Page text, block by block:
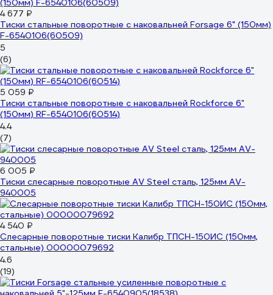
4 677 ₽
Тиски стальные поворотные с наковальней Forsage 6" (150мм)
F-6540106(60509)
5
(6)
5 059 ₽
Тиски стальные поворотные с наковальней Rockforce 6"
(150мм) RF-6540106(60514)
4.4
(7)
6 005 ₽
Тиски слесарные поворотные AV Steel сталь, 125мм AV-
940005
4 540 ₽
Слесарные поворотные тиски Калибр ТПСН-150ИС (150мм,
стальные) 00000079692
4.6
(19)